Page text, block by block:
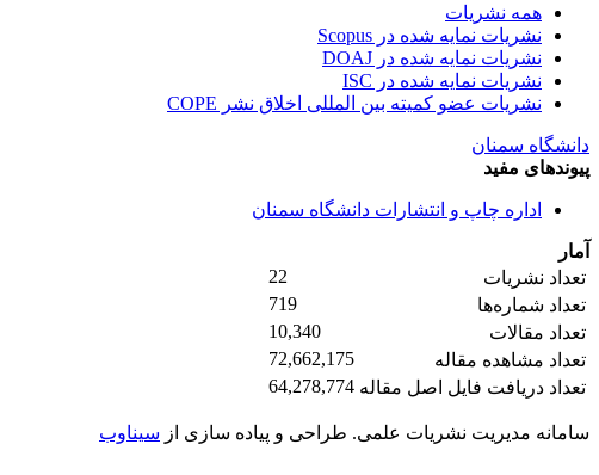
همه نشریات
نشریات نمایه شده در Scopus
نشریات نمایه شده در DOAJ
نشریات نمایه شده در ISC
نشریات عضو کمیته بین المللی اخلاق نشر COPE
دانشگاه سمنان
پیوندهای مفید
اداره چاپ و انتشارات دانشگاه سمنان
آمار
تعداد نشریات
22
تعداد شماره‌ها
719
تعداد مقالات
10,340
تعداد مشاهده مقاله
72,662,175
تعداد دریافت فایل اصل مقاله 64,278,774
سامانه مدیریت نشریات علمی. طراحی و پیاده سازی از سیناوب